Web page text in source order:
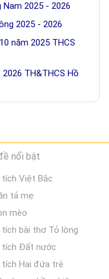
2025 - 2026
2025 - 2026
năm 2025 THCS
TH&THCS Hồ
nổi bật
tích Việt Bắc
tả mẹ
mèo
tích bài thơ Tỏ lòng
tích Đất nước
tích Hai đứa trẻ